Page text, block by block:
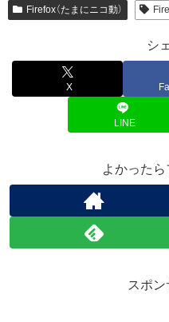
Firefox（たまにニコ動）
シ
X
LINE
よかった
スポン